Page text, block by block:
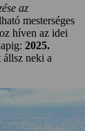
az
mesterséges
híven az idei
2025.
állsz neki a